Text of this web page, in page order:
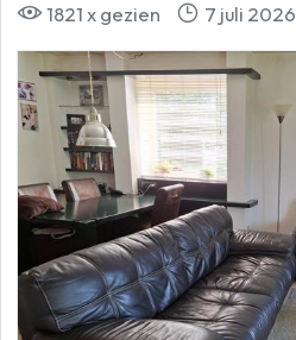
1821 x gezien 7 juli 2026